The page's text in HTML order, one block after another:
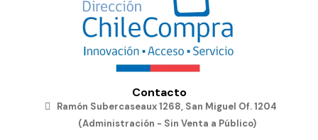
Contacto
Ramón Subercaseaux 1268, San Miguel Of. 1204
(Administración - Sin Venta a Público)